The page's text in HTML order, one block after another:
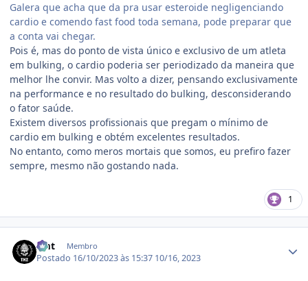
Galera que acha que da pra usar esteroide negligenciando
cardio e comendo fast food toda semana, pode preparar que
a conta vai chegar.
Pois é, mas do ponto de vista único e exclusivo de um atleta
em bulking, o cardio poderia ser periodizado da maneira que
melhor lhe convir. Mas volto a dizer, pensando exclusivamente
na performance e no resultado do bulking, desconsiderando
o fator saúde.
Existem diversos profissionais que pregam o mínimo de
cardio em bulking e obtém excelentes resultados.
No entanto, como meros mortais que somos, eu prefiro fazer
sempre, mesmo não gostando nada.
1
zmt Membro
Postado 16/10/2023 às 15:37 10/16, 2023